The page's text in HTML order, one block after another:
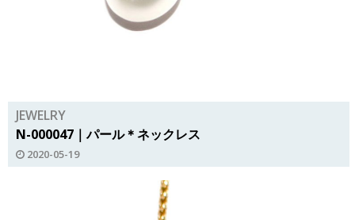
JEWELRY
N-000047｜パール＊ネックレス
2020-05-19